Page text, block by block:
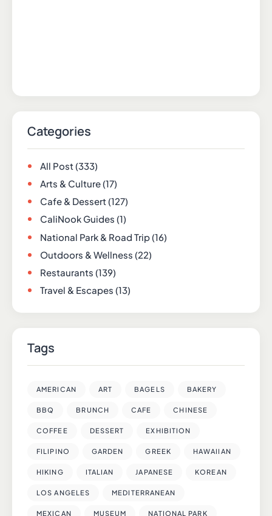
Categories
All Post(333)
Arts & Culture(17)
Cafe & Dessert(127)
CaliNook Guides (1)
National Park & Road Trip(16)
Outdoors & Wellness (22)
Restaurants (139)
Travel & Escapes (13)
Tags
AMERICAN ART BAGELS BAKERY
BBQ BRUNCH CAFE CHINESE
COFFEE DESSERT EXHIBITION
FILIPINO GARDEN GREEK HAWAIIAN
HIKING ITALIAN JAPANESE KOREAN
LOS ANGELES MEDITERRANEAN
MEXICAN MUSEUM NATIONAL PARK